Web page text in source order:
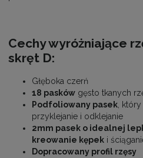
Cechy wyróżniające
skręt D:
Głęboka czerń
18 pasków gęsto tkanych
Podfoliowany pasek,
przyklejanie i odklejanie
2mm pasek o idealnej
kreowanie kępek i
Dopracowany profil rzęsy